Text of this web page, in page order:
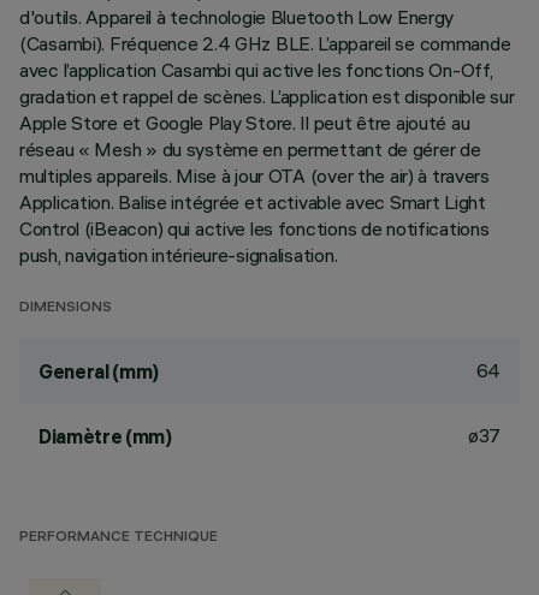
d'outils. Appareil à technologie Bluetooth Low Energy
(Casambi). Fréquence 2.4 GHz BLE. L’appareil se commande
avec l’application Casambi qui active les fonctions On-Off,
gradation et rappel de scènes. L’application est disponible sur
Apple Store et Google Play Store. Il peut être ajouté au
réseau « Mesh » du système en permettant de gérer de
multiples appareils. Mise à jour OTA (over the air) à travers
Application. Balise intégrée et activable avec Smart Light
Control (iBeacon) qui active les fonctions de notifications
push, navigation intérieure-signalisation.
DIMENSIONS
General (mm) 64
Diamètre (mm) ø37
PERFORMANCE TECHNIQUE